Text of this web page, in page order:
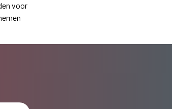
voor